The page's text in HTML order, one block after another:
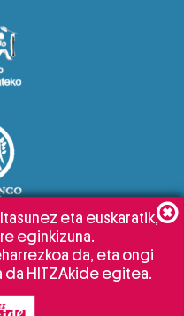
eta euskaratik,
eginkizuna.
da, eta ongi
da HITZAkide egitea.